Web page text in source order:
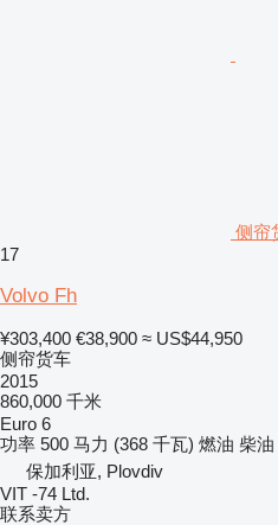
侧帘
17
Volvo Fh
¥303,400 €38,900 ≈ US$44,950
侧帘货车
2015
860,000 千米
Euro 6
功率 500 马力 (368 千瓦) 燃油 柴油
保加利亚, Plovdiv
VIT -74 Ltd.
联系卖方